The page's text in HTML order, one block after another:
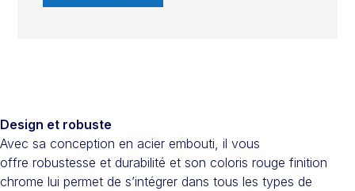
Design et robuste
Avec sa conception en acier embouti, il vous
offre robustesse et durabilité et son coloris rouge finition
chrome lui permet de s’intégrer dans tous les types de